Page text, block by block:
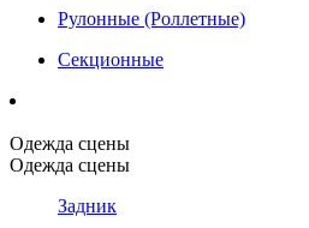
Рулонные (Роллетные)
Секционные
Одежда сцены
Одежда сцены
Задник